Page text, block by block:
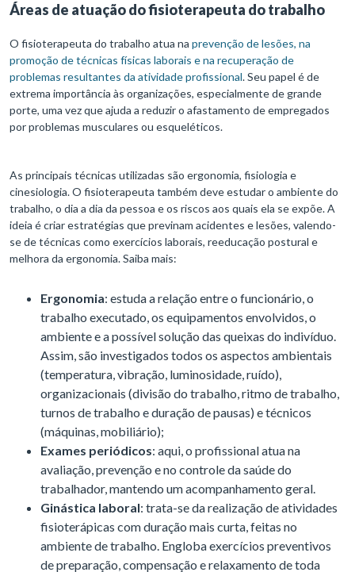
Áreas de atuação do fisioterapeuta do trabalho
O fisioterapeuta do trabalho atua na prevenção de lesões, na
promoção de técnicas físicas laborais e na recuperação de
problemas resultantes da atividade profissional. Seu papel é de
extrema importância às organizações, especialmente de grande
porte, uma vez que ajuda a reduzir o afastamento de empregados
por problemas musculares ou esqueléticos.
As principais técnicas utilizadas são ergonomia, fisiologia e
cinesiologia. O fisioterapeuta também deve estudar o ambiente do
trabalho, o dia a dia da pessoa e os riscos aos quais ela se expõe. A
ideia é criar estratégias que previnam acidentes e lesões, valendo-
se de técnicas como exercícios laborais, reeducação postural e
melhora da ergonomia. Saiba mais:
Ergonomia: estuda a relação entre o funcionário, o
trabalho executado, os equipamentos envolvidos, o
ambiente e a possível solução das queixas do indivíduo.
Assim, são investigados todos os aspectos ambientais
(temperatura, vibração, luminosidade, ruído),
organizacionais (divisão do trabalho, ritmo de trabalho,
turnos de trabalho e duração de pausas) e técnicos
(máquinas, mobiliário);
Exames periódicos: aqui, o profissional atua na
avaliação, prevenção e no controle da saúde do
trabalhador, mantendo um acompanhamento geral.
Ginástica laboral: trata-se da realização de atividades
fisioterápicas com duração mais curta, feitas no
ambiente de trabalho. Engloba exercícios preventivos
de preparação, compensação e relaxamento de toda